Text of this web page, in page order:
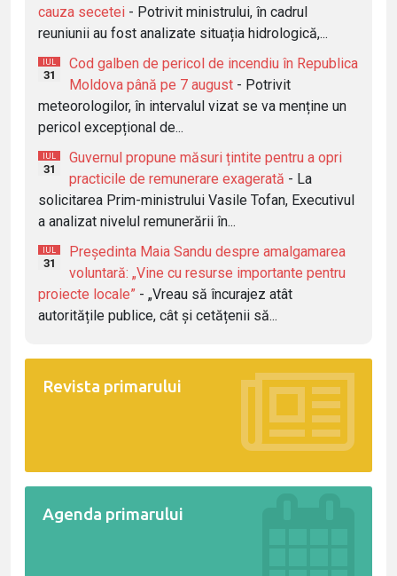
cauza secetei - Potrivit ministrului, în cadrul
reuniunii au fost analizate situația hidrologică,...
IUL
31
Cod galben de pericol de incendiu în Republica
Moldova până pe 7 august - Potrivit
meteorologilor, în intervalul vizat se va menține un
pericol excepțional de...
IUL
31
Guvernul propune măsuri țintite pentru a opri
practicile de remunerare exagerată - La
solicitarea Prim-ministrului Vasile Tofan, Executivul
a analizat nivelul remunerării în...
IUL
31
Președinta Maia Sandu despre amalgamarea
voluntară: „Vine cu resurse importante pentru
proiecte locale” - „Vreau să încurajez atât
autoritățile publice, cât și cetățenii să...
Revista primarului
Agenda primarului